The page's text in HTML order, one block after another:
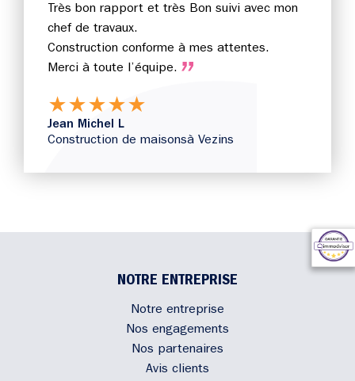
Très bon rapport et très Bon suivi avec mon
chef de travaux.
Construction conforme à mes attentes.
Merci à toute l’équipe.
★★★★★
Jean Michel L
Construction de maisonsà Vezins
NOTRE ENTREPRISE
Notre entreprise
Nos engagements
Nos partenaires
Avis clients